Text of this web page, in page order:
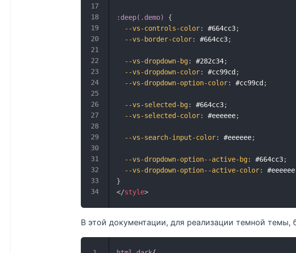
:deep(.demo)
{
--vs-controls-color: #664cc3;
--vs-border-color: #664cc3;
--vs-dropdown-bg: #282c34;
--vs-dropdown-color: #cc99cd ;
--vs-dropdown-option-color: #cc99cd ;
--vs-selected-bg: #664cc3;
--vs-selected-color: #eeeeee;
--vs-search-input-color: #eeeeee;
--vs-dropdown-option--active-bg: #664cc3;
--vs-dropdown-option--active-color: #eeeeee
}
</style>
В этой документации, для реализации темной